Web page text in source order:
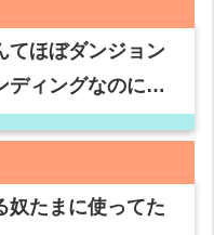
てほぼダンジョン
ディングなのに…
奴たまに使ってた